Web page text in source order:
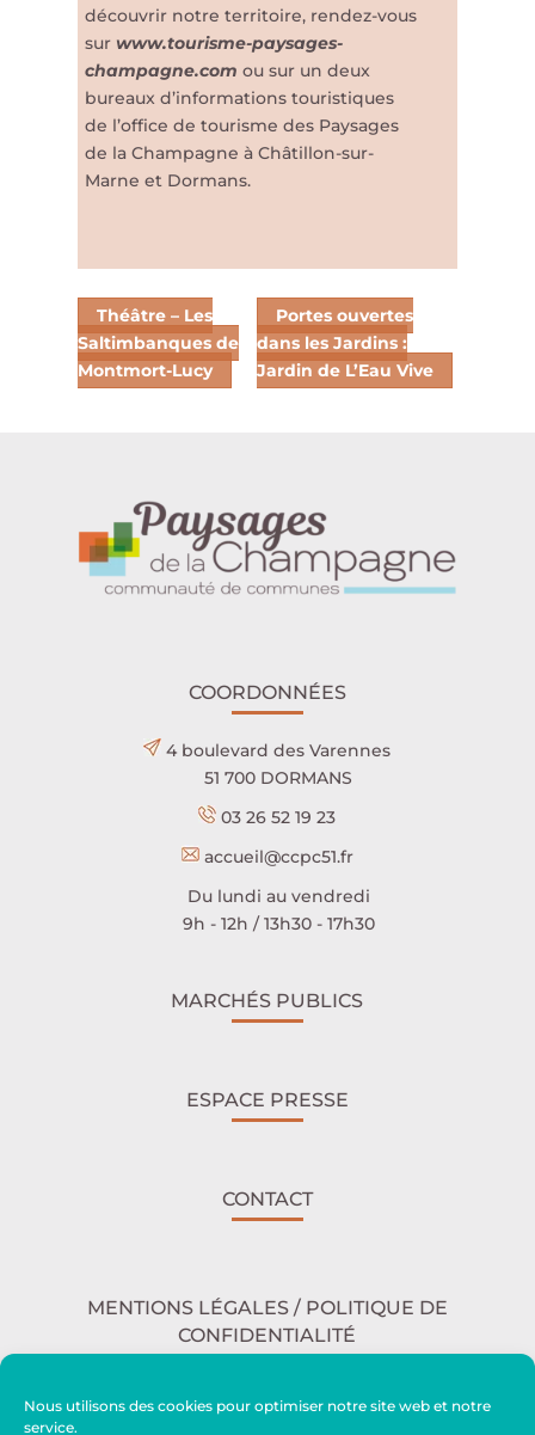
Nous utilisons des cookies pour optimiser notre site web et notre
service.
découvrir notre territoire, rendez-vous
sur www.tourisme-paysages-
champagne.com ou sur un deux
bureaux d’informations touristiques
de l’office de tourisme des Paysages
de la Champagne à Châtillon-sur-
Marne et Dormans.
Théâtre – Les
Saltimbanques de
Montmort-Lucy
Portes ouvertes
dans les Jardins :
Jardin de L’Eau Vive
COORDONNÉES
4 boulevard des Varennes
51 700 DORMANS
03 26 52 19 23
accueil@ccpc51.fr
Du lundi au vendredi
9h - 12h / 13h30 - 17h30
MARCHÉS PUBLICS
ESPACE PRESSE
CONTACT
MENTIONS LÉGALES / POLITIQUE DE
CONFIDENTIALITÉ